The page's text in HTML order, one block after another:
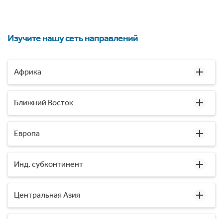
Изучите нашу сеть направлений
Африка
Ближний Восток
Европа
Инд. субконтинент
Центральная Азия